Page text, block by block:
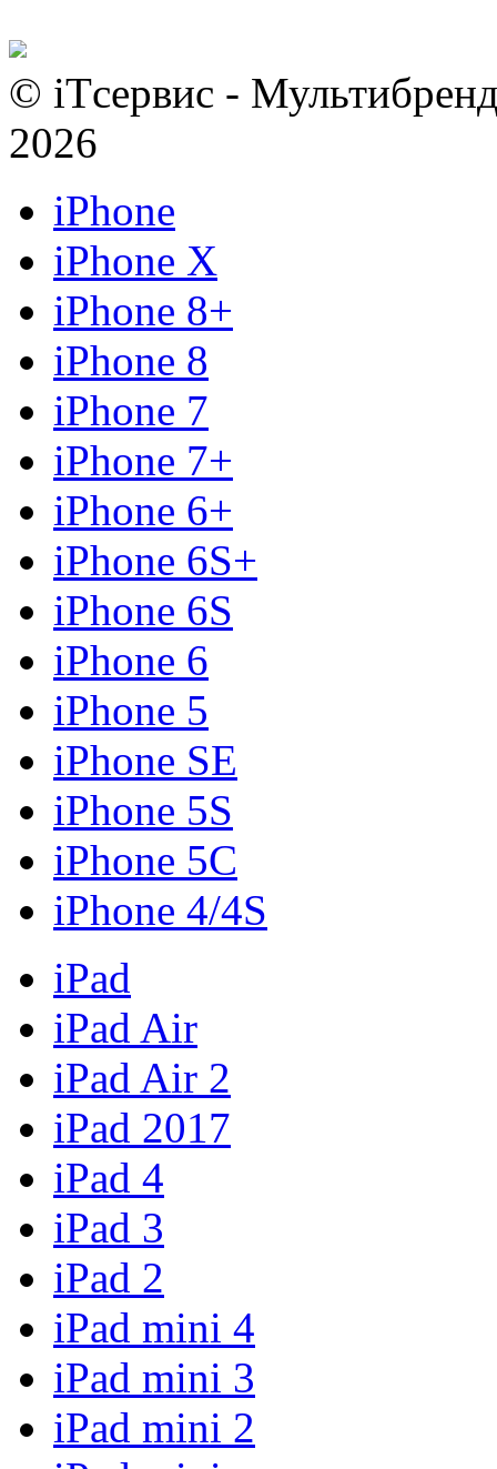
© iTсервис -
2026
iPhone
iPhone X
iPhone 8+
iPhone 8
iPhone 7
iPhone 7+
iPhone 6+
iPhone 6S+
iPhone 6S
iPhone 6
iPhone 5
iPhone SE
iPhone 5S
iPhone 5C
iPhone 4/4S
iPad
iPad Air
iPad Air 2
iPad 2017
iPad 4
iPad 3
iPad 2
iPad mini 4
iPad mini 3
iPad mini 2